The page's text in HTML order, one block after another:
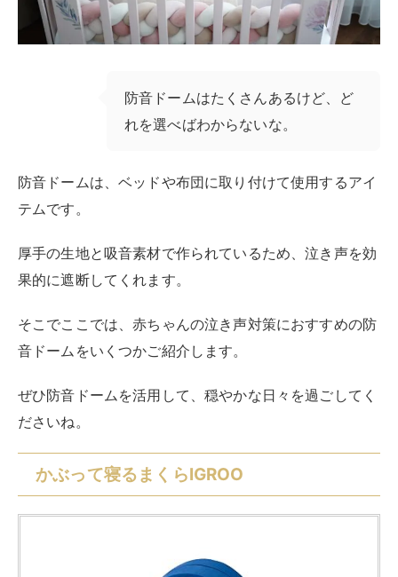
防音ドームはたくさんあるけど、ど
れを選べばわからないな。
防音ドームは、ベッドや布団に取り付けて使用するアイ
テムです。
厚手の生地と吸音素材で作られているため、泣き声を効
果的に遮断してくれます。
そこでここでは、赤ちゃんの泣き声対策におすすめの防
音ドームをいくつかご紹介します。
ぜひ防音ドームを活用して、穏やかな日々を過ごしてく
ださいね。
かぶって寝るまくらIGROO